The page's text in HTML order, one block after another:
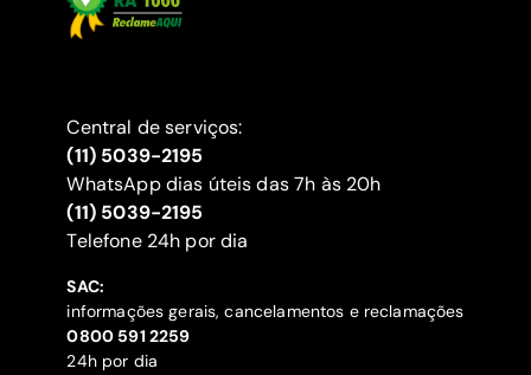
Central de serviços:
(11) 5039-2195
WhatsApp dias úteis das 7h às 20h
(11) 5039-2195
‍Telefone 24h por dia
SAC:
informações gerais, cancelamentos e reclamações
‍0800 591 2259
24h por dia